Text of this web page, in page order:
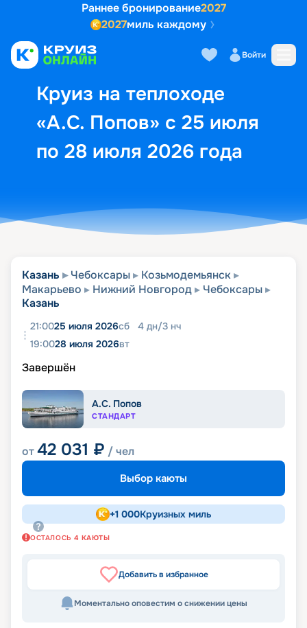
Раннее бронирование2027
2027миль каждому
Войти
Круиз на теплоходе
«А.С. Попов» с 25 июля
по 28 июля 2026 года
Выбор кают Маршрут и
Казань Чебоксары
Козьмодемьянск
Макарьево
Нижний Новгород
Чебоксары
Казань
21:0025 июля 2026сб 4 дн/3 нч
19:0028 июля 2026вт
Завершён
А.С. Попов
СТАНДАРТ
от42 031 ₽ / чел
Выбор каюты
+1 000Круизных миль
ОСТАЛОСЬ 4 КАЮТЫ
Добавить в избранное
Моментально оповестим о снижении цены